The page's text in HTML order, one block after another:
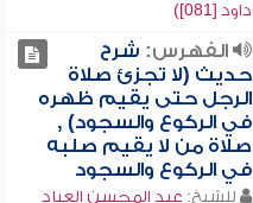
داود [081])
الفهرس: شرح
حديث (لا تجزئ صلاة
الرجل حتى يقيم ظهره
في الركوع والسجود) ,
صلاة من لا يقيم صلبه
في الركوع والسجود
للشيخ: عبد المحسن العباد